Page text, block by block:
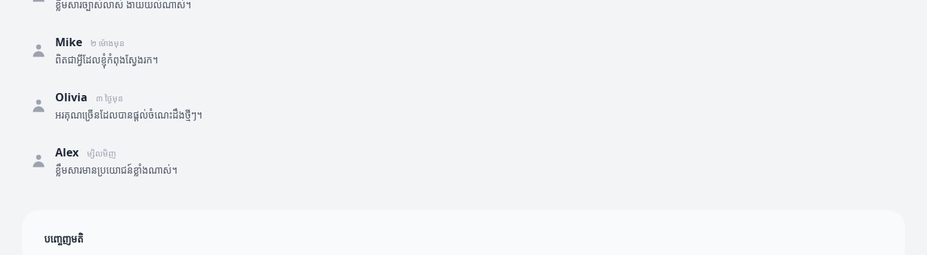
ខ្លឹមសារច្បាស់លាស់ ងាយយល់ណាស់។
Mike ២ ម៉ោងមុន
ពិតជាអ្វីដែលខ្ញុំកំពុងស្វែងរក។
Olivia ៣ ថ្ងៃមុន
អរគុណច្រើនដែលបានផ្តល់ចំណេះដឹងថ្មីៗ។
Alex ម្សិលមិញ
ខ្លឹមសារមានប្រយោជន៍ខ្លាំងណាស់។
បញ្ចេញមតិ